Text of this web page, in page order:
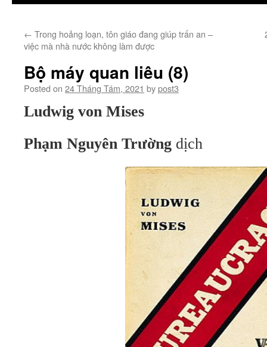
← Trong hoảng loạn, tôn giáo đang giúp trấn an –
việc mà nhà nước không làm được
Bộ máy quan liêu (8)
Posted on 24 Tháng Tám, 2021 bypost3
Ludwig von Mises
Phạm Nguyên Trường dịch